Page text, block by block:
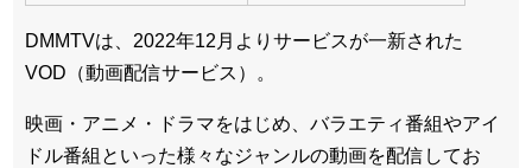
DMMTVは、2022年12月よりサービスが一新された
VOD（動画配信サービス）。
映画・アニメ・ドラマをはじめ、バラエティ番組やアイ
ドル番組といった様々なジャンルの動画を配信してお